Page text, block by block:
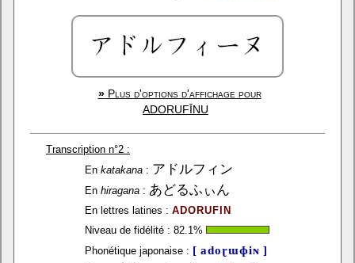
»Plus d'options d'affichage pour
ADORUFĪNU
Transcription n°2 :
En katakana: アドルフィン
En hiragana: あどるふぃん
En lettres latines : ADORUFIN
Niveau de fidélité : 82.1%
Phonétique japonaise : [ adoɽɯɸiɴ ]